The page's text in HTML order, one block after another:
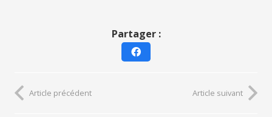
Partager :
Article précédent Article suivant